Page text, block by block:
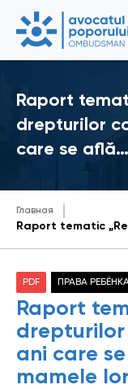
Raport
drepturilor
care se află…
Главная
PDF ПРАВА
Raport
drepturilor
ani care
mamele